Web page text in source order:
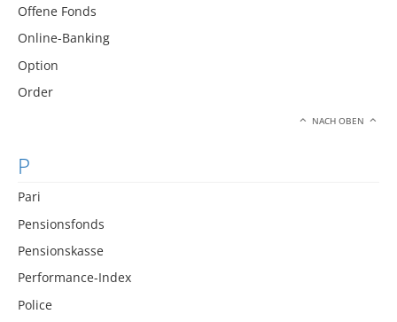
Offene Fonds
Online-Banking
Option
Order
NACH OBEN
P
Pari
Pensionsfonds
Pensionskasse
Performance-Index
Police